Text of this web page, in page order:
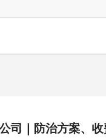
司｜防治方案、